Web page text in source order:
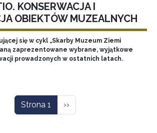
KONSERWACJA I
OBIEKTÓW MUZEALNYCH
się w cykl „Skarby Muzeum Ziemi
zaprezentowane wybrane, wyjątkowe
prowadzonych w ostatnich latach.
Strona 1 Następna strona
››